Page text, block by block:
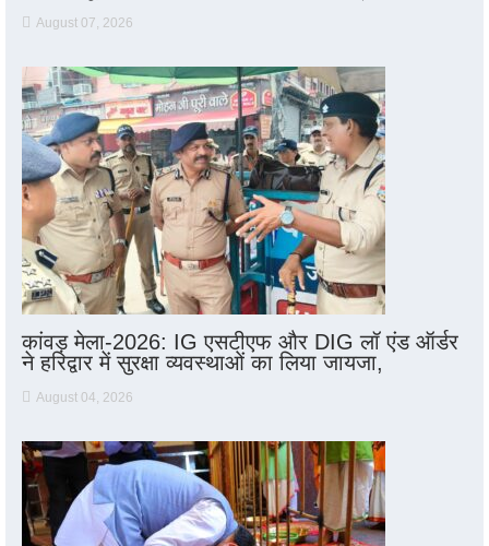
August 07, 2026
कांवड़ मेला-2026: IG एसटीएफ और DIG लॉ एंड ऑर्डर
ने हरिद्वार में सुरक्षा व्यवस्थाओं का लिया जायजा,
August 04, 2026